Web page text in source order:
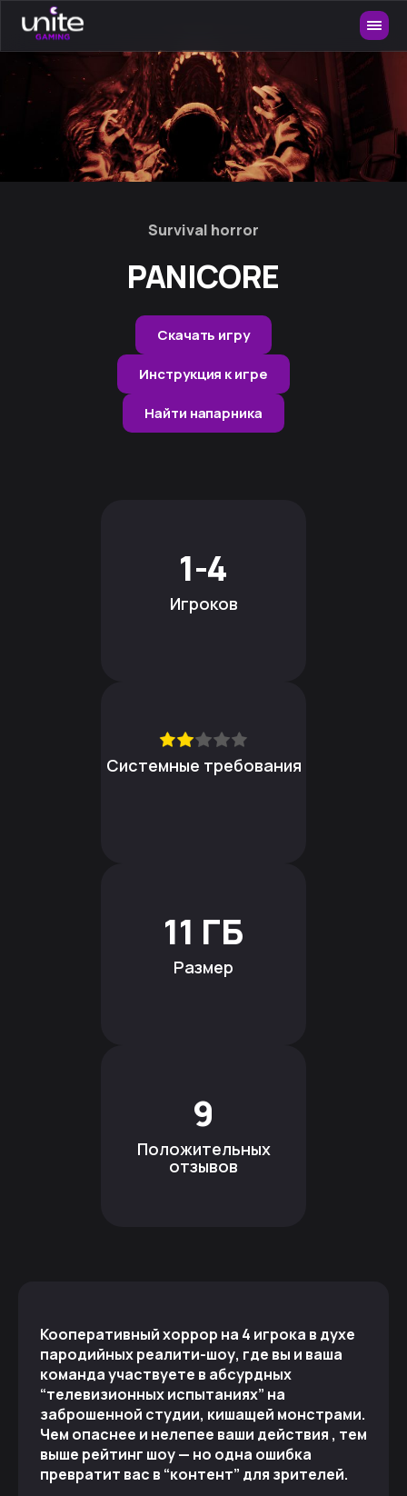
Survival horror
PANICORE
Скачать игру
Инструкция к игре
Найти напарника
1-4
Игроков
Системные требования
11 ГБ
Размер
9
Положительных
отзывов
Кооперативный хоррор на 4 игрока в духе
пародийных реалити-шоу, где вы и ваша
команда участвуете в абсурдных
“телевизионных испытаниях” на
заброшенной студии, кишащей монстрами.
Чем опаснее и нелепее ваши действия , тем
выше рейтинг шоу — но одна ошибка
превратит вас в “контент” для зрителей.